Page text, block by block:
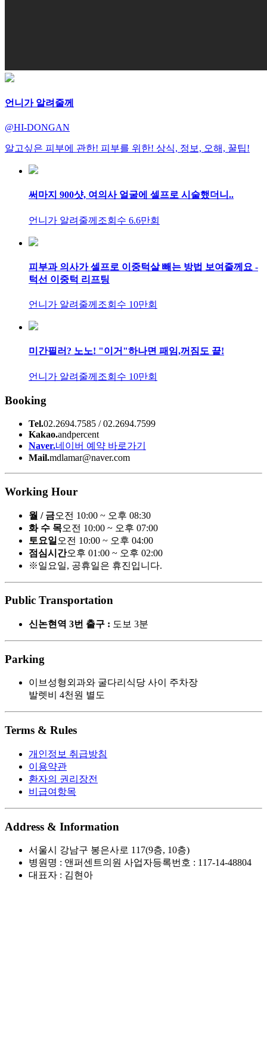
언니가 알려줄께
@HI-DONGAN
알고싶은 피부에 관한! 피부를 위한! 상식, 정보, 오해, 꿀팁!
써마지 900샷, 여의사 얼굴에 셀프로 시술했더니..
언니가 알려줄께 조회수 6.6만회
피부과 의사가 셀프로 이중턱살 빼는 방법 보여줄께요 -
턱선 이중턱 리프팅
언니가 알려줄께 조회수 10만회
미간필러? 노노! "이거"하나면 패임,꺼짐도 끝!
언니가 알려줄께 조회수 10만회
Booking
Tel.02.2694.7585 / 02.2694.7599
Kakao.andpercent
Naver.네이버 예약 바로가기
Mail.mdlamar@naver.com
Working Hour
월 / 금오전 10:00 ~ 오후 08:30
화 수 목오전 10:00 ~ 오후 07:00
토요일 오전 10:00 ~ 오후 04:00
점심시간오후 01:00 ~ 오후 02:00
※일요일, 공휴일은 휴진입니다.
Public Transportation
신논현역 3번 출구 : 도보 3분
Parking
이브성형외과와 굴다리식당 사이 주차장
발렛비 4천원 별도
Terms & Rules
개인정보 취급방침
이용약관
환자의 권리장전
비급여항목
Address & Information
서울시 강남구 봉은사로 117(9층, 10층)
병원명 : 앤퍼센트의원 사업자등록번호 : 117-14-48804
대표자 : 김현아